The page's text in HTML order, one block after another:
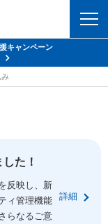
キャンペーン
み
た！
反映し、新
ィ管理機能
らなるご意
詳細